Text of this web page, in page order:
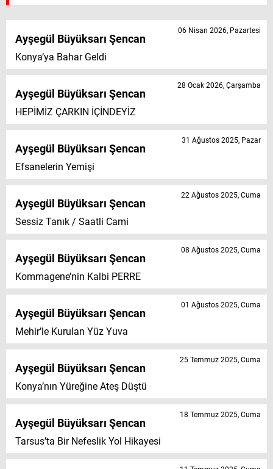
Ayşegül Büyüksarı Şencan
Konya’ya Bahar Geldi
06 Nisan 2026, Pazartesi
Ayşegül Büyüksarı Şencan
HEPİMİZ ÇARKIN İÇİNDEYİZ
28 Ocak 2026, Çarşamba
Ayşegül Büyüksarı Şencan
Efsanelerin Yemişi
31 Ağustos 2025, Pazar
Ayşegül Büyüksarı Şencan
Sessiz Tanık / Saatli Cami
22 Ağustos 2025, Cuma
Ayşegül Büyüksarı Şencan
Kommagene’nin Kalbi PERRE
08 Ağustos 2025, Cuma
Ayşegül Büyüksarı Şencan
Mehir’le Kurulan Yüz Yuva
01 Ağustos 2025, Cuma
Ayşegül Büyüksarı Şencan
Konya’nın Yüreğine Ateş Düştü
25 Temmuz 2025, Cuma
Ayşegül Büyüksarı Şencan
Tarsus’ta Bir Nefeslik Yol Hikayesi
18 Temmuz 2025, Cuma